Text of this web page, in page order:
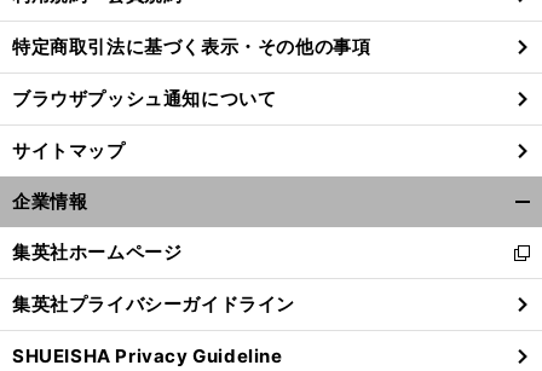
特定商取引法に基づく表示・その他の事項
ブラウザプッシュ通知について
サイトマップ
企業情報
閉
る
集英社ホームページ
新
し
い
ウ
ィ
集英社プライバシーガイドライン
SHUEISHA Privacy Guideline